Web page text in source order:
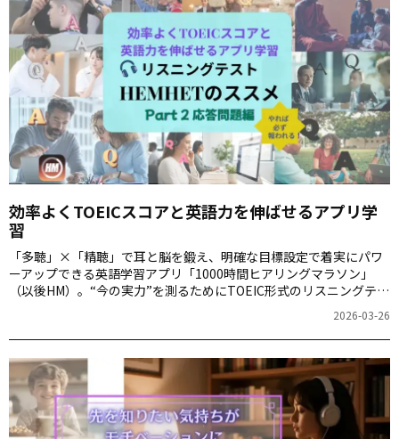
効率よくTOEICスコアと英語力を伸ばせるアプリ学
習
「多聴」×「精聴」で耳と脳を鍛え、明確な目標設定で着実にパワ
ーアップできる英語学習アプリ「1000時間ヒアリングマラソン」
（以後HM）。“今の実力”を測るためにTOEIC形式のリスニングテス
トHEMHETをご用意していますが、手軽に繰り返し復習できるの
で、英語力向上とスコアアップにもつながると好評です。 今回は
Part 2 の問題で、HEMHETを体験してみましょう。
2026-03-26